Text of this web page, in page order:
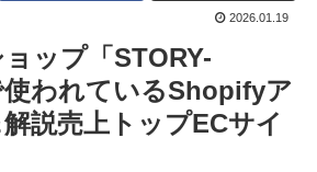
2026.01.19
ップ「STORY-
使われているShopifyア
説売上トップECサイ